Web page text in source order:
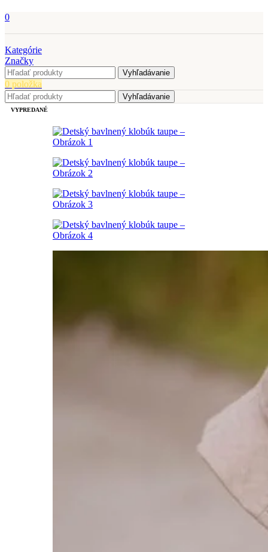
0
Kategórie
Značky
Vyhľadávanie
0 položka
Vyhľadávanie
VYPREDANÉ